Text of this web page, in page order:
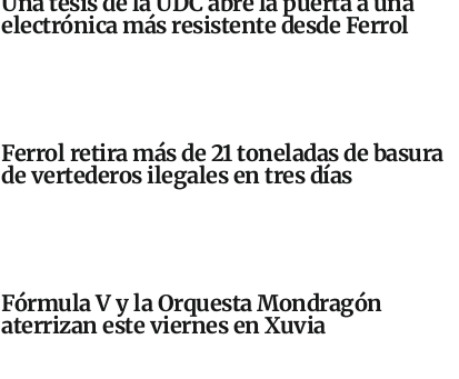
electrónica más resistente desde Ferrol
Ferrol retira más de 21 toneladas de basura
de vertederos ilegales en tres días
Fórmula V y la Orquesta Mondragón
aterrizan este viernes en Xuvia